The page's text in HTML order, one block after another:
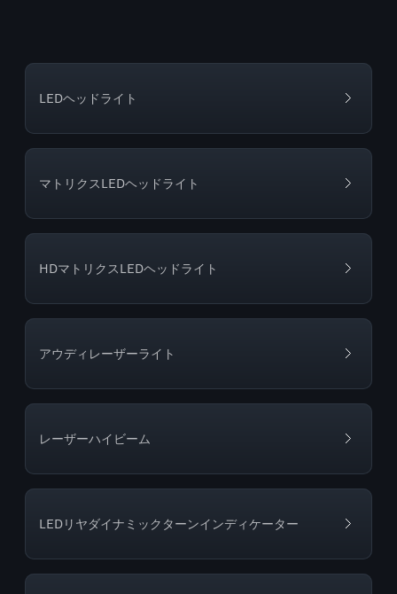
LEDヘッドライト
マトリクスLEDヘッドライト
HDマトリクスLEDヘッドライト
アウディレーザーライト
レーザーハイビーム
LEDリヤダイナミックターンインディケーター